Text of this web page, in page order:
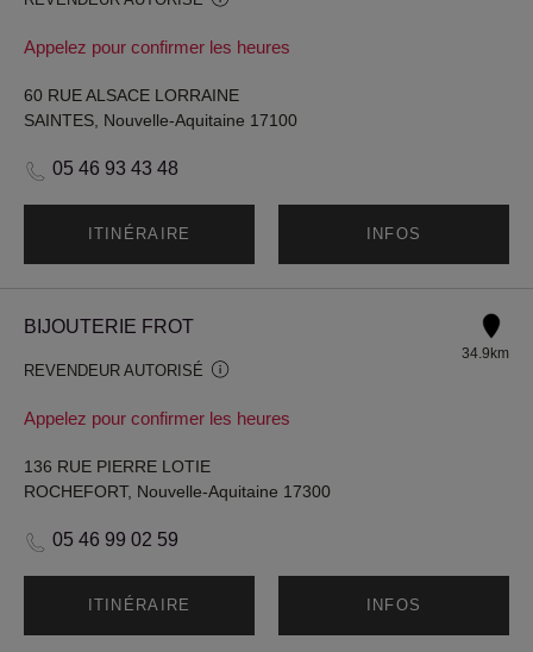
Appelez pour confirmer les heures
60 RUE ALSACE LORRAINE
SAINTES, Nouvelle-Aquitaine 17100
05 46 93 43 48
ITINÉRAIRE INFOS
BIJOUTERIE FROT
REVENDEUR AUTORISÉ
Appelez pour confirmer les heures
34.9km
136 RUE PIERRE LOTIE
ROCHEFORT, Nouvelle-Aquitaine 17300
05 46 99 02 59
ITINÉRAIRE INFOS